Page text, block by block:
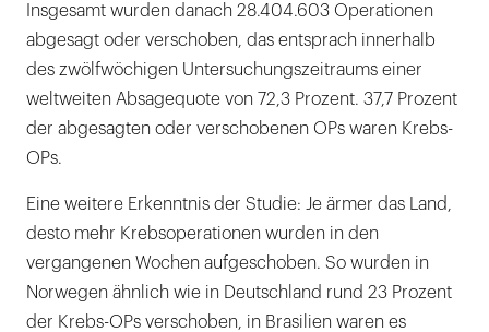
Insgesamt wurden danach 28.404.603 Operationen
abgesagt oder verschoben, das entsprach innerhalb
des zwölfwöchigen Untersuchungszeitraums einer
weltweiten Absagequote von 72,3 Prozent. 37,7 Prozent
der abgesagten oder verschobenen OPs waren Krebs-
OPs.
Eine weitere Erkenntnis der Studie: Je ärmer das Land,
desto mehr Krebsoperationen wurden in den
vergangenen Wochen aufgeschoben. So wurden in
Norwegen ähnlich wie in Deutschland rund 23 Prozent
der Krebs-OPs verschoben, in Brasilien waren es